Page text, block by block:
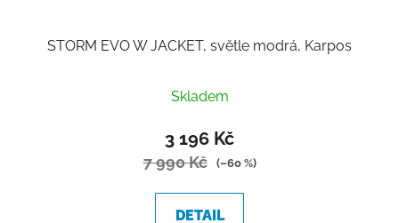
STORM EVO W JACKET, světle modrá, Karpos
Skladem
3 196 Kč
7 990 Kč (–60 %)
DETAIL